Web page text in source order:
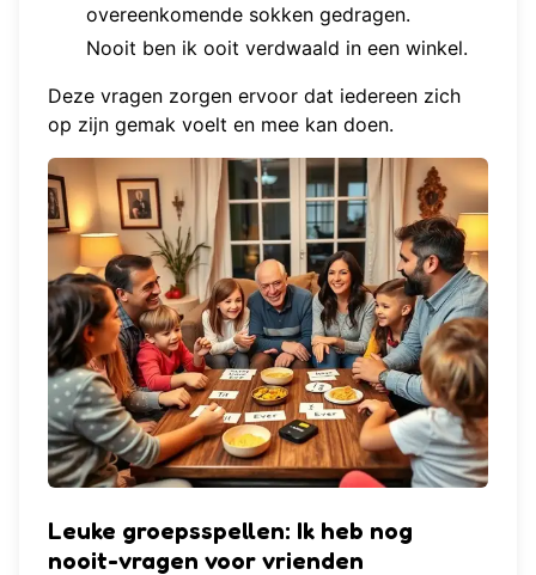
overeenkomende sokken gedragen.
Nooit ben ik ooit verdwaald in een winkel.
Deze vragen zorgen ervoor dat iedereen zich
op zijn gemak voelt en mee kan doen.
Leuke groepsspellen: Ik heb nog
nooit-vragen voor vrienden